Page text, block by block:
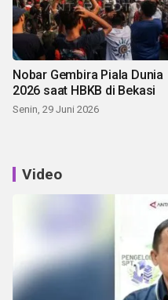
Nobar Gembira Piala Dunia
2026 saat HBKB di Bekasi
Senin, 29 Juni 2026
Video